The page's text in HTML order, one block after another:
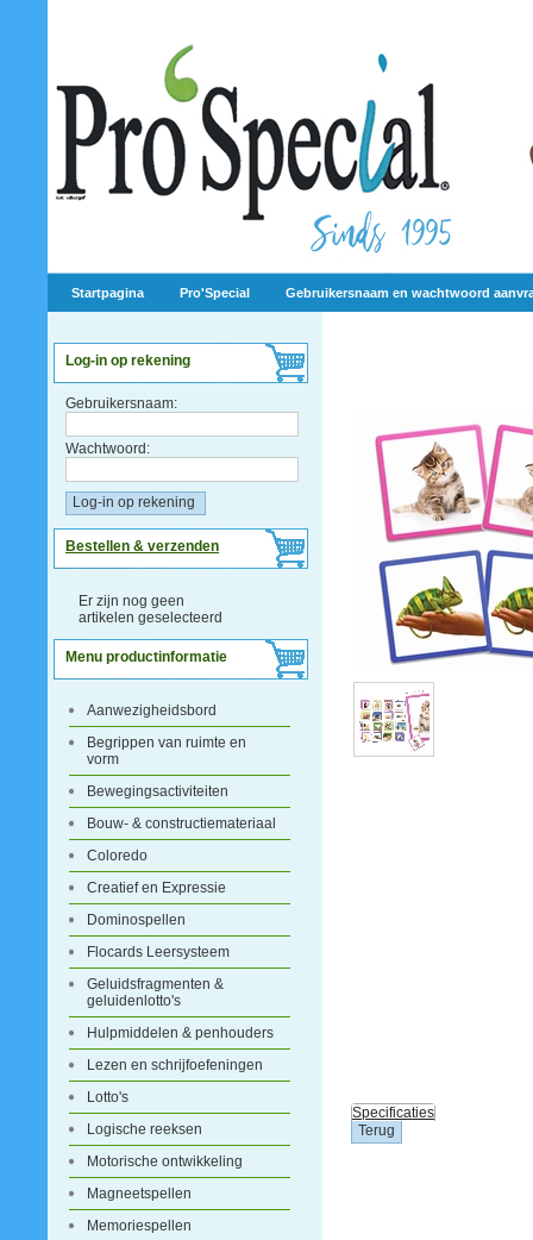
Startpagina Pro'Special Gebruikersnaam en wachtwoord
Log-in op rekening
Gebruikersnaam:
Wachtwoord:
Bestellen & verzenden
Er zijn nog geen
artikelen geselecteerd
Menu productinformatie
Aanwezigheidsbord
Begrippen van ruimte en
vorm
Bewegingsactiviteiten
Bouw- & constructiemateriaal
Coloredo
Creatief en Expressie
Dominospellen
Flocards Leersysteem
Geluidsfragmenten &
geluidenlotto's
Hulpmiddelen & penhouders
Lezen en schrijfoefeningen
Lotto's
Logische reeksen
Motorische ontwikkeling
Magneetspellen
Memoriespellen
Specificaties